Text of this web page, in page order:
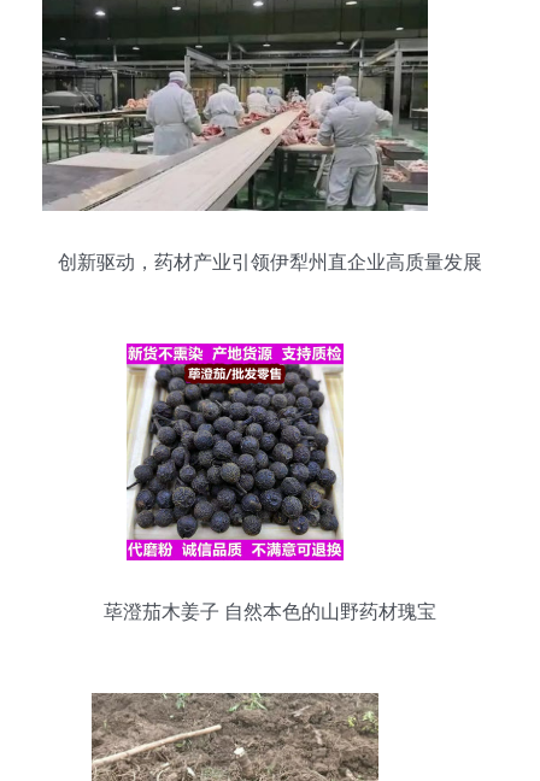
创新驱动，药材产业引领伊犁州直企业高质量发展
荜澄茄木姜子 自然本色的山野药材瑰宝